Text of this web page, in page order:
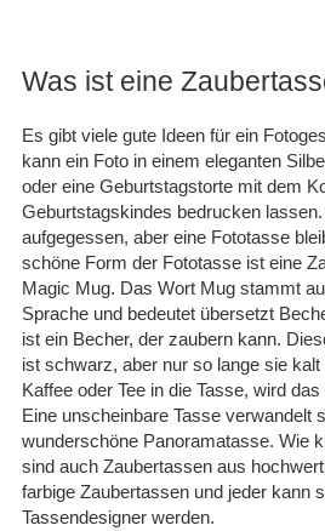
05.09.25 ▼
Was ist eine
Es gibt viele gute Ideen für ein
kann ein Foto in einem eleganten
oder eine Geburtstagstorte mit dem
Geburtstagskindes bedrucken
aufgegessen, aber eine Fototasse
schöne Form der Fototasse ist eine
Magic Mug. Das Wort Mug stammt
Sprache und bedeutet übersetzt
ist ein Becher, der zaubern kann.
ist schwarz, aber nur so lange sie
Kaffee oder Tee in die Tasse, wird
Eine unscheinbare Tasse verwandelt
wunderschöne Panoramatasse. Wie
sind auch Zaubertassen aus
farbige Zaubertassen und jeder kann
Tassendesigner werden.